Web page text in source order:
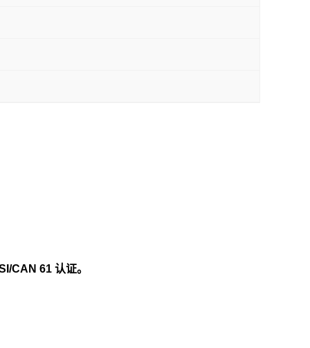
CAN 61 认证。